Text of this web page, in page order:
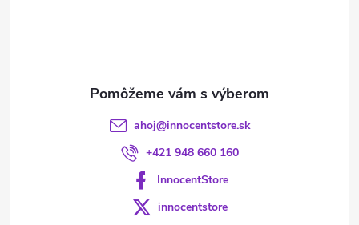
ahoj@innocentstore.sk
+421 948 660 160
InnocentStore
innocentstore